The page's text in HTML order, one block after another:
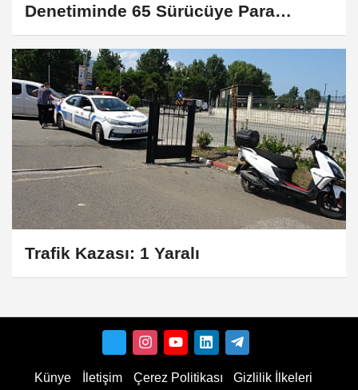
Denetiminde 65 Sürücüye Para
Cezası Uygulandı
Trafik Kazası: 1 Yaralı
Künye İletişim Çerez Politikası Gizlilik İlkeleri